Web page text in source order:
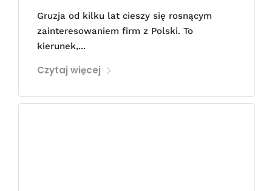
Gruzja od kilku lat cieszy się rosnącym
zainteresowaniem firm z Polski. To
kierunek,...
Czytaj więcej